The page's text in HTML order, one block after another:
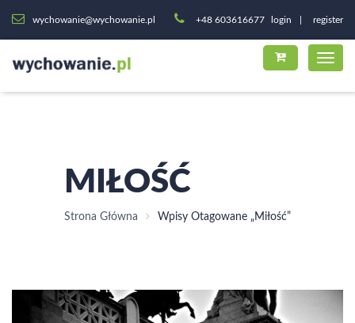
wychowanie@wychowanie.pl +48 603616677 login register
MIŁOŚĆ
Strona Główna Wpisy Otagowane „miłość”